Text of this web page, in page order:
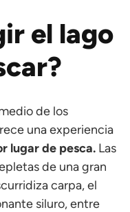
el lago
de los
una experiencia
lugar de pesca. Las
de una gran
carpa, el
siluro, entre